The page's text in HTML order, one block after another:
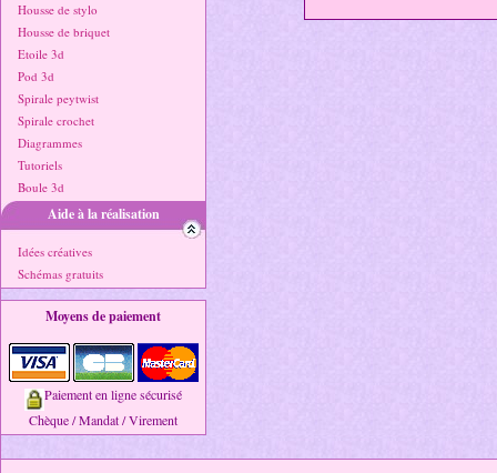
Housse de stylo
Housse de briquet
Etoile 3d
Pod 3d
Spirale peytwist
Spirale crochet
Diagrammes
Tutoriels
Boule 3d
Aide à la réalisation
Idées créatives
Schémas gratuits
Moyens de paiement
Paiement en ligne sécurisé
Chèque / Mandat / Virement